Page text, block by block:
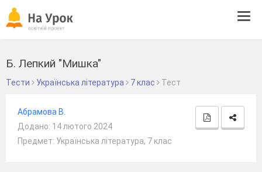
Б. Лепкий "Мишка"
Тести Українська література 7 клас Тест
Абрамова В.
Додано: 14 лютого 2024
Предмет: Українська література, 7 клас